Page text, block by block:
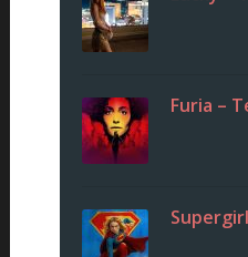
Furia –